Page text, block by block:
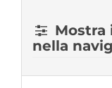
Mostra
nella